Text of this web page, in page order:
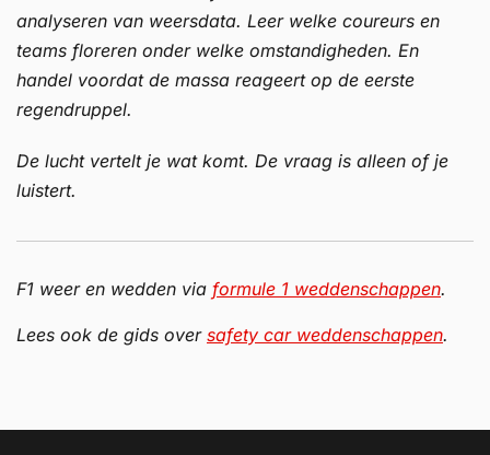
analyseren van weersdata. Leer welke coureurs en
teams floreren onder welke omstandigheden. En
handel voordat de massa reageert op de eerste
regendruppel.
De lucht vertelt je wat komt. De vraag is alleen of je
luistert.
F1 weer en wedden via formule 1 weddenschappen.
Lees ook de gids over safety car weddenschappen.